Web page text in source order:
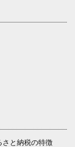
さと納税の特徴